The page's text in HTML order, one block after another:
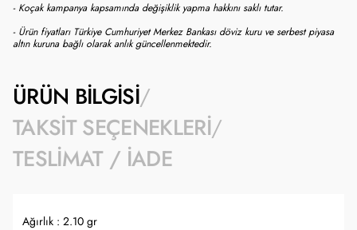
- Koçak kampanya kapsamında değişiklik yapma hakkını saklı tutar.
- Ürün fiyatları Türkiye Cumhuriyet Merkez Bankası döviz kuru ve serbest piyasa
altın kuruna bağlı olarak anlık güncellenmektedir.
ÜRÜN BILGISI
TAKSIT SEÇENEKLERI
TESLIMAT / İADE
Ağırlık : 2.10 gr